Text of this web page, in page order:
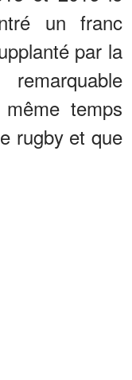
un franc
par la
temps
rugby et que